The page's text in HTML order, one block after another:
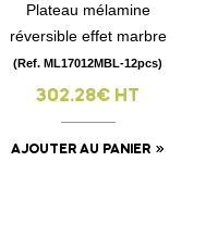
Plateau mélamine
réversible effet marbre
(Ref. ML17012MBL-12pcs)
302.28€ HT
AJOUTER AU PANIER